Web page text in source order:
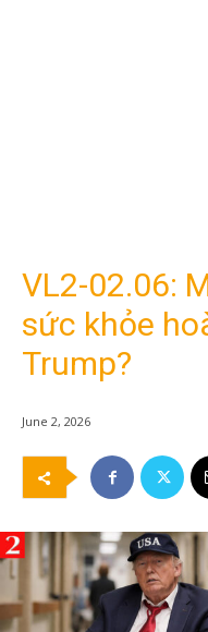
VL2-02.06:
sức khỏe
Trump?
June 2, 2026